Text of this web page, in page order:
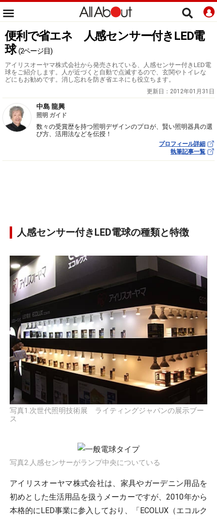
便利で省エネ 人感センサー付きLED電
球 (2ページ目)
アイリスオーヤマ株式会社から発売されている、人感センサー付きLED電
球をご紹介します。人が近づくと自動で点滅するので、玄関やトイレな
どにもお勧めです。消し忘れを防ぎ省エネにも役立ちます。
更新日： 2012年01月31日
中島 龍興
照明 ガイド
数々の受賞歴を持つ照明デザインのプロが、賢い照明器具の選
び方、活用法などを伝授！
プロフィール詳細
執筆記事一覧
人感センサー付きLED電球の種類と特徴
写真1.次世代照明技術展 ライティングジャパンの展示ブー
ス
写真2.人感センサーがランプ中央についている
アイリスオーヤマ株式会社は、家具やガーデニン用品を
初めとした生活用品を扱うメーカーですが、2010年から
本格的にLED事業に参入しており、「ECOLUX（エコルク